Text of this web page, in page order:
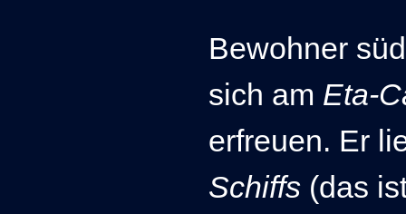
Bewohner
sich am Eta-
erfreuen. Er
Schiffs (das